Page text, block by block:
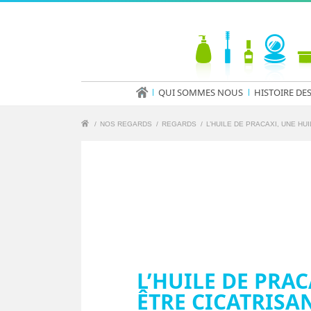
QUI SOMMES NOUS HISTOIRE
/ NOS REGARDS / REGARDS / L’HUILE DE PRACAXI, UNE
L’HUILE DE
ÊTRE